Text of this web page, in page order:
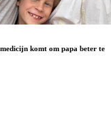
komt om papa beter te